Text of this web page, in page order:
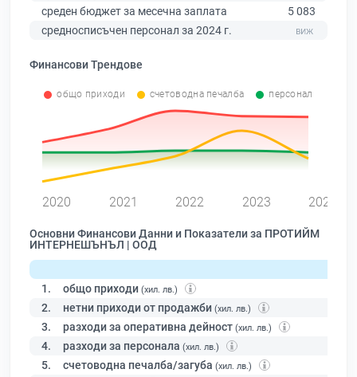
среден бюджет за месечна заплата
5 083
средносписъчен персонал за 2024 г.
Финансови Трендове
общо приходи счетоводна печалба персонал
2020 2021 2022 2023 2024
Основни Финансови Данни и Показатели за ПРОТИЙМ
ИНТЕРНЕШЪНЪЛ | ООД
1. общо приходи (хил. лв.)
2. нетни приходи от продажби (хил. лв.)
3. разходи за оперативна дейност (хил. лв.)
4. разходи за персонала (хил. лв.)
5. счетоводна печалба/загуба (хил. лв.)